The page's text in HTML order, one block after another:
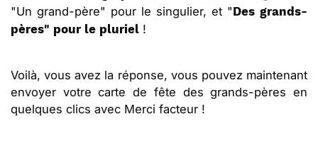
"Un grand-père" pour le singulier, et "Des grands-
pères" pour le pluriel !
Voilà, vous avez la réponse, vous pouvez maintenant
envoyer votre carte de fête des grands-pères en
quelques clics avec Merci facteur !